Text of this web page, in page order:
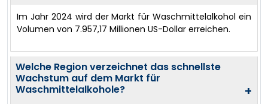
Im Jahr 2024 wird der Markt für Waschmittelalkohol ein
Volumen von 7.957,17 Millionen US-Dollar erreichen.
Welche Region verzeichnet das schnellste
Wachstum auf dem Markt für
Waschmittelalkohole?
+